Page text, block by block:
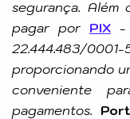
segurança. Além
pagar por PIX -
22.444.483/
proporcionando
conveniente
pagamentos.